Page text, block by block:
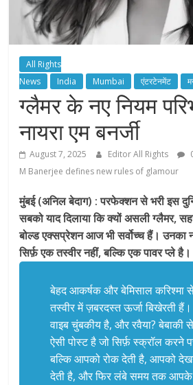
All Rights
News
India Mumbai एंटरटेनमेंट
ग्लैमर के नए नियम
नायरा एम बनर्जी
August 7, 2025 Editor All Rights
M Banerjee defines new rules of glamour
मुंबई (अनिल बेदाग) : परफेक्शन से भरी इस
सबको याद दिलाया कि क्यों असली ग्लैमर,
बोल्ड एक्सप्रेशन आज भी सर्वोच्च हैं। उनका
सिर्फ़ एक तस्वीर नहीं, बल्कि एक पावर प्ले है।
बेहद आकर्षक और बेमिसाल करिश्मा से
तस्वीर में ज़बरदस्त ऊर्जा बिखेरती
वाइब चुंबकीय है, और रवैया? बेबाकी
ऐसी पोस्ट है जो सिर्फ़ स्क्रॉल करने
बल्कि आपको रोक देती है, आपको
देती है, और फिर लंबे समय तक आपके